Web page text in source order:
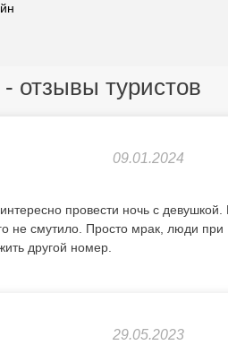
отзывы туристов
09.01.2024
провести ночь с девушкой.
не смутило. Просто мрак, люди при
другой номер.
29.05.2023